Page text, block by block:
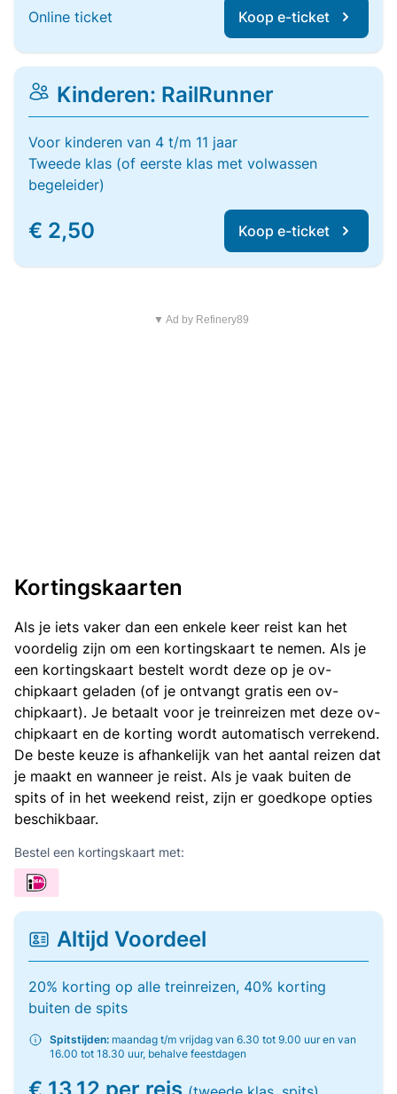
Online ticket Koop e-ticket
Kinderen: RailRunner
Voor kinderen van 4 t/m 11 jaar
Tweede klas (of eerste klas met volwassen
begeleider)
€ 2,50 Koop e-ticket
▼ Ad by Refinery89
Kortingskaarten
Als je iets vaker dan een enkele keer reist kan het
voordelig zijn om een kortingskaart te nemen. Als je
een kortingskaart bestelt wordt deze op je ov-
chipkaart geladen (of je ontvangt gratis een ov-
chipkaart). Je betaalt voor je treinreizen met deze ov-
chipkaart en de korting wordt automatisch verrekend.
De beste keuze is afhankelijk van het aantal reizen dat
je maakt en wanneer je reist. Als je vaak buiten de
spits of in het weekend reist, zijn er goedkope opties
beschikbaar.
Bestel een kortingskaart met:
Altijd Voordeel
20% korting op alle treinreizen, 40% korting
buiten de spits
Spitstijden: maandag t/m vrijdag van 6.30 tot 9.00 uur en van
16.00 tot 18.30 uur, behalve feestdagen